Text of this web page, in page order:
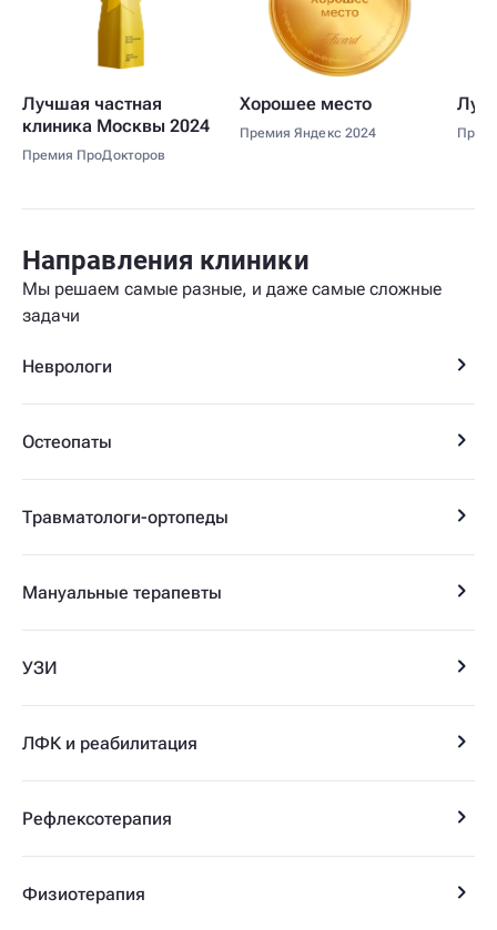
Лучшая частная
клиника Москвы 2024
Премия ПроДокторов
Хорошее место
Премия Яндекс 2024
Направления клиники
Мы решаем самые разные, и даже самые сложные
задачи
Неврологи
Остеопаты
Травматологи-ортопеды
Мануальные терапевты
УЗИ
ЛФК и реабилитация
Рефлексотерапия
Физиотерапия